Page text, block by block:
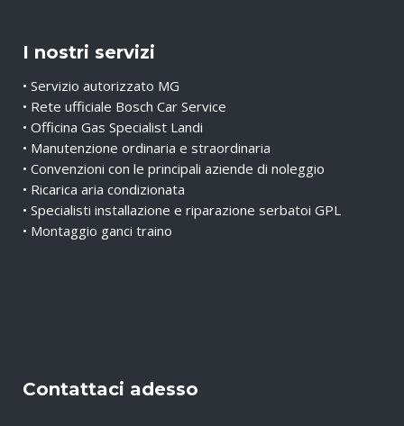
I nostri servizi
• Servizio autorizzato MG
• Rete ufficiale Bosch Car Service
• Officina Gas Specialist Landi
• Manutenzione ordinaria e straordinaria
• Convenzioni con le principali aziende di noleggio
• Ricarica aria condizionata
• Specialisti installazione e riparazione serbatoi GPL
• Montaggio ganci traino
Contattaci adesso